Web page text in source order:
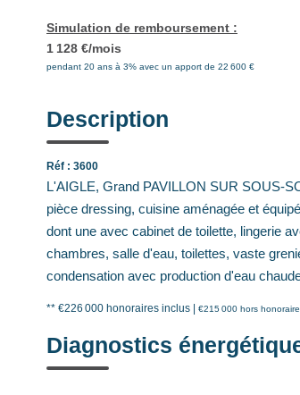
Simulation de remboursement :
1 128 €/mois
pendant 20 ans à 3% avec un apport de 22 600 €
Description
Réf : 3600
L'AIGLE, Grand PAVILLON SUR SOUS-
pièce dressing, cuisine aménagée et
dont une avec cabinet de toilette, lingerie
chambres, salle d'eau, toilettes, vaste
condensation avec production d'eau
** €226 000 honoraires inclus €215 000 hors
Diagnostics